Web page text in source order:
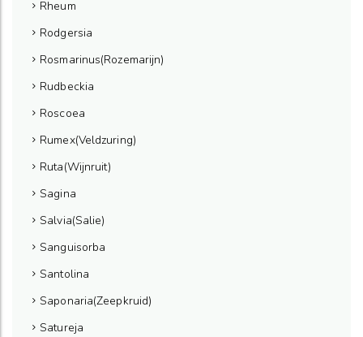
Rheum
Rodgersia
Rosmarinus(Rozemarijn)
Rudbeckia
Roscoea
Rumex(Veldzuring)
Ruta(Wijnruit)
Sagina
Salvia(Salie)
Sanguisorba
Santolina
Saponaria(Zeepkruid)
Satureja